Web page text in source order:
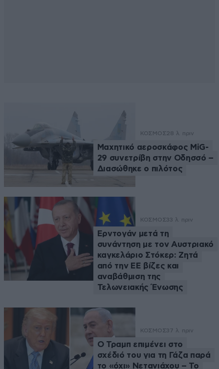
ΚΟΣΜΟΣ28 λ. πριν
Μαχητικό αεροσκάφος MiG-
29 συνετρίβη στην Οδησσό –
Διασώθηκε ο πιλότος
ΚΟΣΜΟΣ33 λ. πριν
Ερντογάν μετά τη
συνάντηση με τον Αυστριακό
καγκελάριο Στόκερ: Ζητά
από την ΕΕ βίζες και
αναβάθμιση της
Τελωνειακής Ένωσης
ΚΟΣΜΟΣ37 λ. πριν
Ο Τραμπ επιμένει στο
σχέδιό του για τη Γάζα παρά
το «όχι» Νετανιάχου – Το